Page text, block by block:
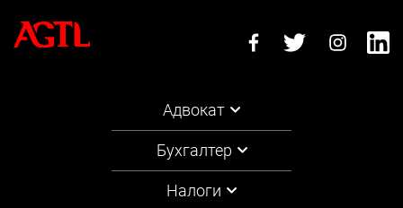
Адвокат
Бухгалтер
Налоги